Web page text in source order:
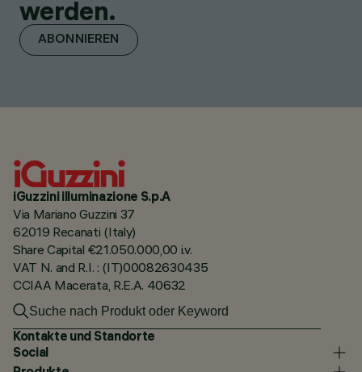
werden.
ABONNIEREN
iGuzzini illuminazione S.p.A
Via Mariano Guzzini 37
62019 Recanati (Italy)
Share Capital €21.050.000,00 i.v.
VAT N. and R.I. : (IT)00082630435
CCIAA Macerata, R.E.A. 40632
Kontakte und Standorte
Social